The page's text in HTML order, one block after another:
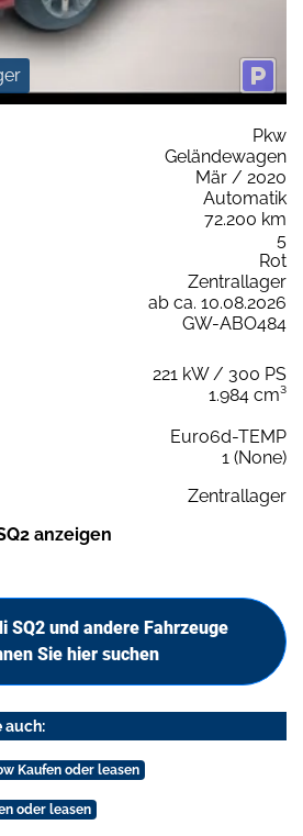
Pkw
Geländewagen
Mär / 2020
Automatik
72.200 km
5
Rot
Zentrallager
ab ca. 10.08.2026
GW-ABO484
221 kW / 300 PS
1.984 cm³
Euro6d-TEMP
1 (None)
Zentrallager
anzeigen
SQ2 und andere Fahrzeuge
Sie hier suchen
auch:
Kaufen oder leasen
oder leasen